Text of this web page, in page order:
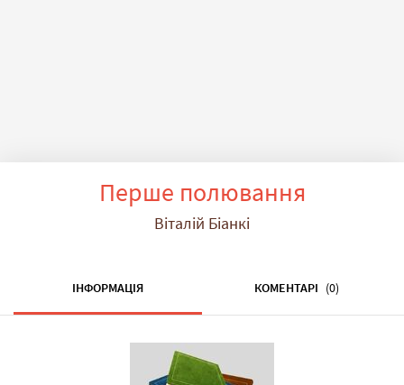
Перше полювання
Віталій Біанкі
ІНФОРМАЦІЯ КОМЕНТАРІ (0)